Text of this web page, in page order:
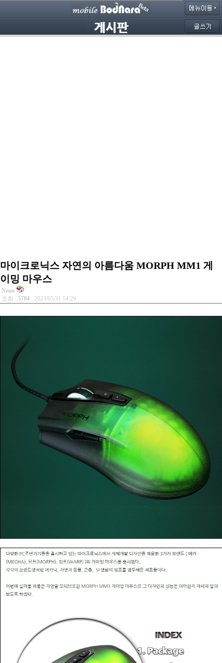
마이크로닉스 자연의 아름다움 MORPH MM1 게
이밍 마우스
Neoo
조회 : 5784 , 2023/05/31 14:29